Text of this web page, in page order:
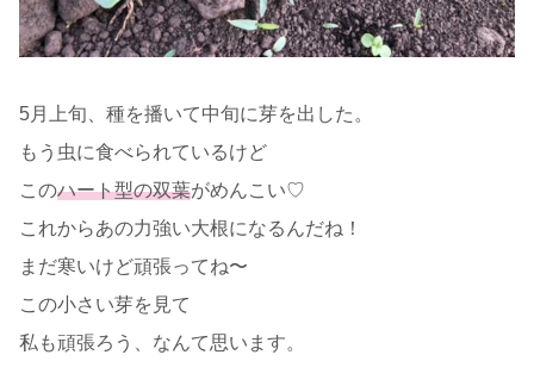
5月上旬、種を播いて中旬に芽を出した。
もう虫に食べられているけど
このハート型の双葉がめんこい♡
これからあの力強い大根になるんだね！
まだ寒いけど頑張ってね〜
この小さい芽を見て
私も頑張ろう、なんて思います。